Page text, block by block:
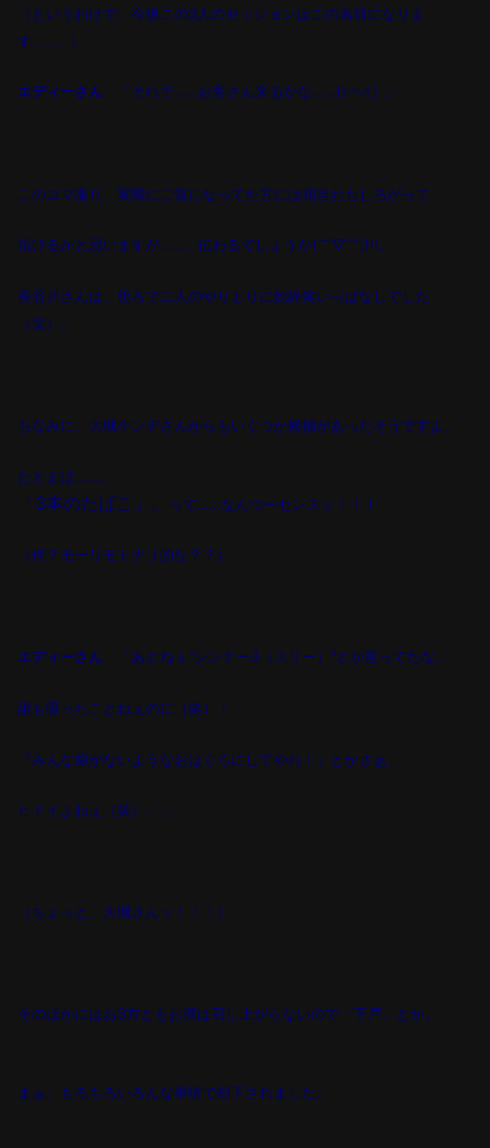
（というわけで、今後この3人のセッションはこの名前になりま
す……。）
エディーさん 「それで……お客さん来るかな……(≧ヘ≦) 」
このコマ撮り、実際にご覧になってた方には相当おもしろがって
頂けるかと思いますが……。伝わるでしょうか(￣▽￣;)!!。
長谷川さんは、後ろで二人のやりとりに始終笑いっぱなしでした
（笑）。
ちなみに、大槻ケンヂさんからもいくつか候補があったそうですよ。
たとえば……。
「3本のたばこ」。 って……なんつーセンスッ！！！
（何？モーリモトナリ的な？？）
エディーさん 「あとねぇ"シンナー3 （スリー）"とか言ってたな。
誰も吸ったことねぇのに（笑）！
『みんな歯がないようなおはぐろにしてやれ！』とかさぁ、
ヒドイよねぇ（笑）。」
（ちょっと、大槻さんッ！！！）
そのほかにはお3方ともお酒は召し上がらないので「下戸」とか。
まぁ、もろもろいろんな事情で却下されました。